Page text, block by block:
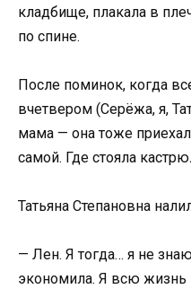
кладбище, плакала в
по спине.
После поминок, когда
вчетвером (Серёжа, я,
мама — она тоже
самой. Где стояла
Татьяна Степановна
— Лен. Я тогда… я не
экономила. Я всю жизнь